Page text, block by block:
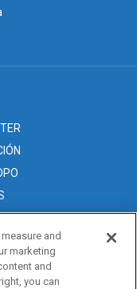
and
marketing
and
you can